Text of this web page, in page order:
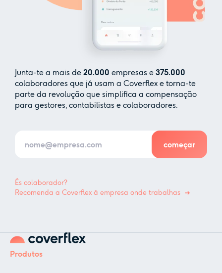
Junta-te a mais de 20.000 empresas e 375.000
colaboradores que já usam a Coverflex e torna-te
parte da revolução que simplifica a compensação
para gestores, contabilistas e colaboradores.
És colaborador?
Recomenda a Coverflex à empresa onde trabalhas
Produtos